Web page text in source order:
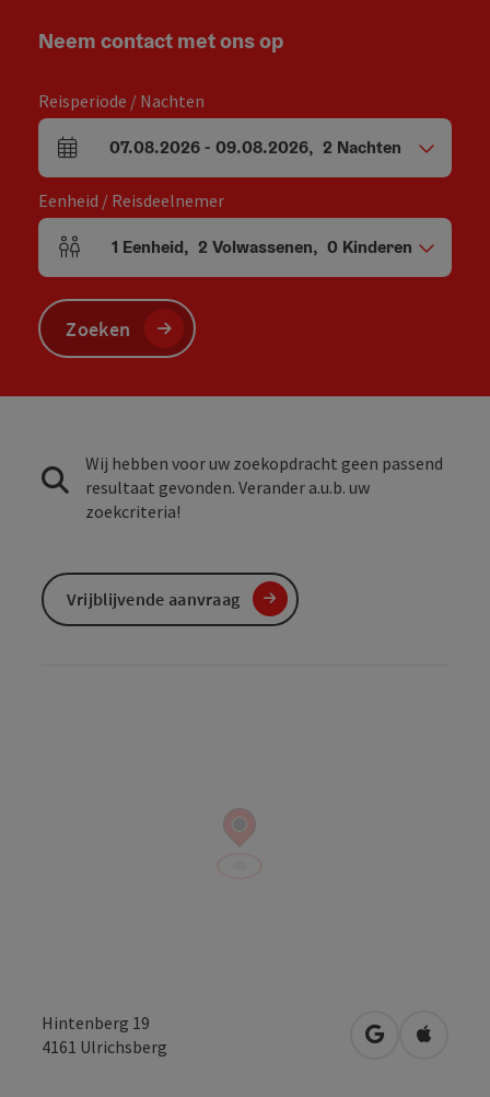
Hintenberg 19
4161 Ulrichsberg Openen in
Neem contact met ons op
Reisperiode / Nachten
Velden voor aankomst en vertrek
07.08.2026- 09.08.2026, 2 Nachten
Eenheid / Reisdeelnemer
Aantal eenheden en persoonsvelden
1 Eenheid, 2 Volwassenen, 0 Kinderen
Zoeken
Wij hebben voor uw zoekopdracht geen passend
resultaat gevonden. Verander a.u.b. uw
zoekcriteria!
Vrijblijvende aanvraag